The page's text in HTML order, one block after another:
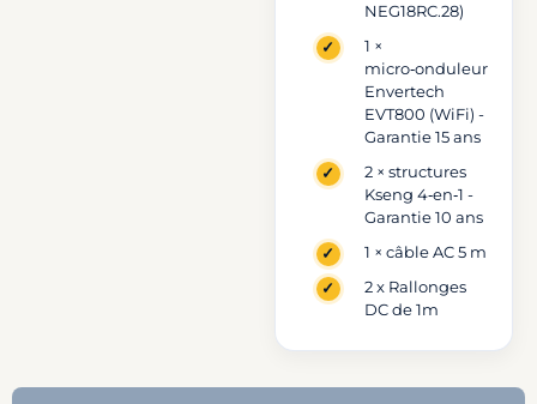
EVT800
structure
incluse
NEG18RC.28)
1 ×
micro‑onduleur
Envertech
EVT800 (WiFi) -
Garantie 15 ans
2 × structures
Kseng 4‑en‑1 -
Garantie 10 ans
1 × câble AC 5 m
2 x Rallonges
DC de 1m